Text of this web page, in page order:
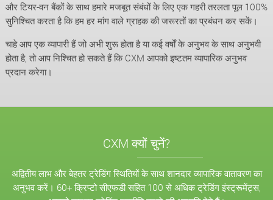
और टियर-वन बैंकों के साथ हमारे मजबूत संबंधों के लिए एक गहरी तरलता पूल 100%
सुनिश्चित करता है कि हम हर मांग वाले ग्राहक की जरूरतों का प्रबंधन कर सकें।
चाहे आप एक व्यापारी हैं जो अभी शुरू होता है या कई वर्षों के अनुभव के साथ अनुभवी
होता है, तो आप निश्चित हो सकते हैं कि CXM आपको इष्टतम व्यापारिक अनुभव
प्रदान करेगा।
CXM क्यों चुनें?
अद्वितीय लाभ और बेहतर ट्रेडिंग स्थितियों के साथ शानदार व्यापारिक वातावरण का
अनुभव करें। 60+ क्रिप्टो सीएफडी सहित 100 से अधिक ट्रेडिंग इंस्ट्रूमेंट्स,